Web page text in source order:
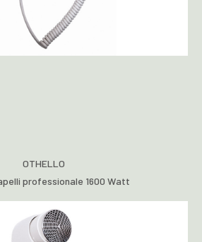
OTHELLO
professionale 1600 Watt